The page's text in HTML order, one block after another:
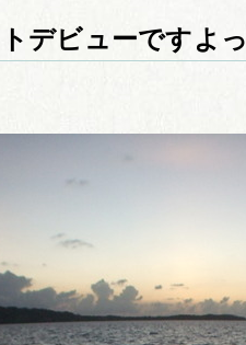
デビューですよっ